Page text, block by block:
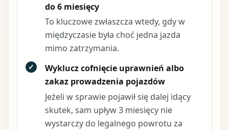
do 6 miesięcy
To kluczowe zwłaszcza wtedy, gdy w
międzyczasie była choć jedna jazda
mimo zatrzymania.
✓
Wyklucz cofnięcie uprawnień albo
zakaz prowadzenia pojazdów
Jeżeli w sprawie pojawił się dalej idący
skutek, sam upływ 3 miesięcy nie
wystarczy do legalnego powrotu za